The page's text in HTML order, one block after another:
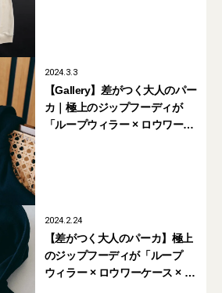
2024.3.3
【Gallery】差がつく大人のパー
カ｜極上のジップフーディが
「ループウィラー × ロウワー
2024.2.24
【差がつく大人のパーカ】極上
のジップフーディが「ループ
ウィラー × ロウワーケース × ポ